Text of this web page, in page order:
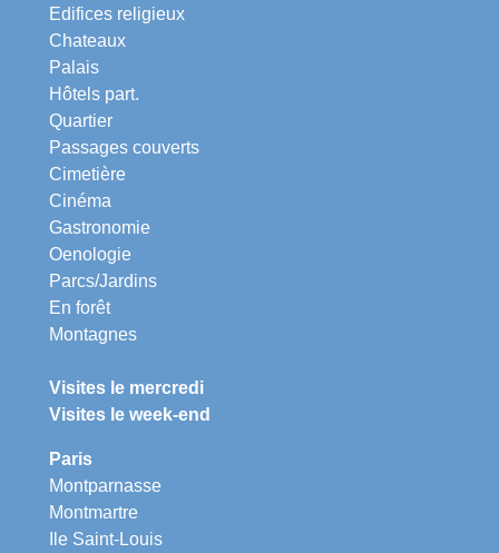
Edifices religieux
Chateaux
Palais
Hôtels part.
Quartier
Passages couverts
Cimetière
Cinéma
Gastronomie
Oenologie
Parcs/Jardins
En forêt
Montagnes
Visites le mercredi
Visites le week-end
Paris
Montparnasse
Montmartre
Ile Saint-Louis